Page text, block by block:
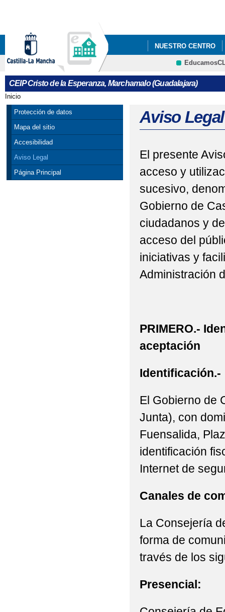
NUESTRO CENTRO
CEIP CRISTO DE LA
CRFP
CEIP Cristo de la Esperanza, Marchamalo (Guadalajara)
Se encuentra usted aquí
Inicio
Protección de datos
Mapa del sitio
Accesibilidad
Aviso Legal
Página Principal
Aviso Legal
El presente
acceso y
sucesivo,
Gobierno de
ciudadanos y
acceso del
iniciativas y
Administración
PRIMERO.-
aceptación
Identificación.-
El Gobierno de
Junta), con
Fuensalida,
identificación
Internet de
Canales de
La Consejería
forma de
través de los
Presencial: